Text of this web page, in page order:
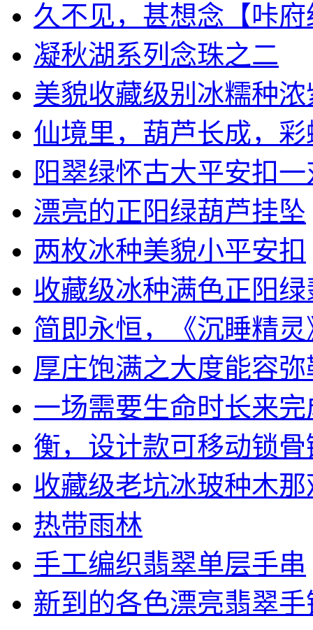
久不见，甚想念【咔府
凝秋湖系列念珠之二
美貌收藏级别冰糯种浓
仙境里，葫芦长成，彩
阳翠绿怀古大平安扣一
漂亮的正阳绿葫芦挂坠
两枚冰种美貌小平安扣
收藏级冰种满色正阳绿
简即永恒，《沉睡精灵
厚庄饱满之大度能容弥
一场需要生命时长来完
衡，设计款可移动锁骨
收藏级老坑冰玻种木那
热带雨林
手工编织翡翠单层手串
新到的各色漂亮翡翠手